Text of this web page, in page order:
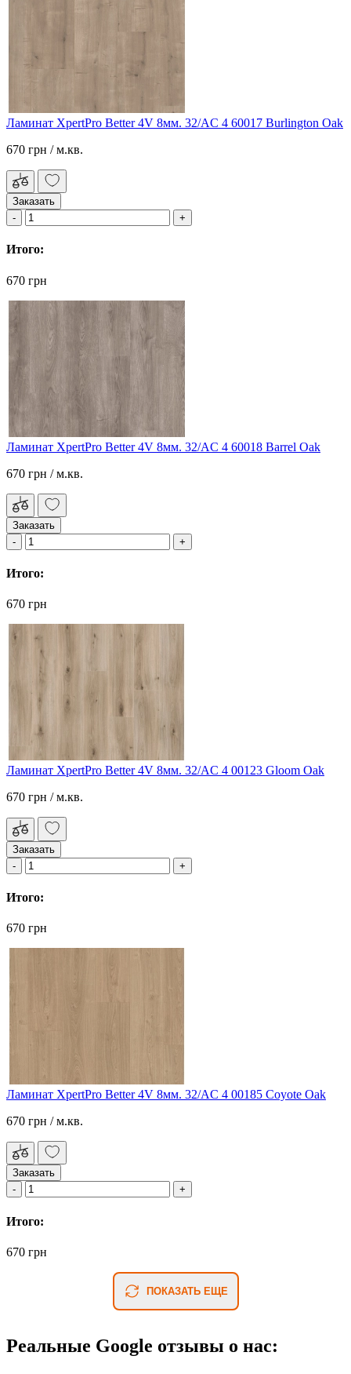
Ламинат XpertPro Better 4V 8мм. 32/AC 4 60017 Burlington Oak
670 грн / м.кв.
Заказать
Итого:
670 грн
Ламинат XpertPro Better 4V 8мм. 32/AC 4 60018 Barrel Oak
670 грн / м.кв.
Заказать
Итого:
670 грн
Ламинат XpertPro Better 4V 8мм. 32/AC 4 00123 Gloom Oak
670 грн / м.кв.
Заказать
Итого:
670 грн
Ламинат XpertPro Better 4V 8мм. 32/AC 4 00185 Coyote Oak
670 грн / м.кв.
Заказать
Итого:
670 грн
ПОКАЗАТЬ ЕЩЕ
Реальные Google отзывы о нас: